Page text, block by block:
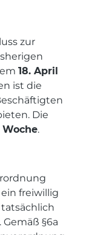
zur
18. April
ist die
Die
.
freiwillig
§6a